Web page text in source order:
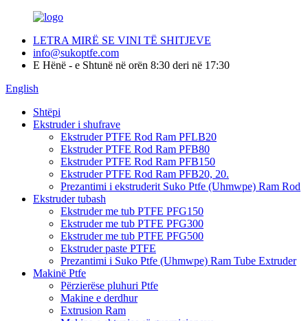
LETRA MIRË SE VINI TË SHITJEVE
info@sukoptfe.com
E Hënë - e Shtunë në orën 8:30 deri në 17:30
English
Shtëpi
Ekstruder i shufrave
Ekstruder PTFE Rod Ram PFLB20
Ekstruder PTFE Rod Ram PFB80
Ekstruder PTFE Rod Ram PFB150
Ekstruder PTFE Rod Ram PFB20, 20.
Prezantimi i ekstruderit Suko Ptfe (Uhmwpe) Ram Rod
Ekstruder tubash
Ekstruder me tub PTFE PFG150
Ekstruder me tub PTFE PFG300
Ekstruder me tub PTFE PFG500
Ekstruder paste PTFE
Prezantimi i Suko Ptfe (Uhmwpe) Ram Tube Extruder
Makinë Ptfe
Përzierëse pluhuri Ptfe
Makine e derdhur
Extrusion Ram